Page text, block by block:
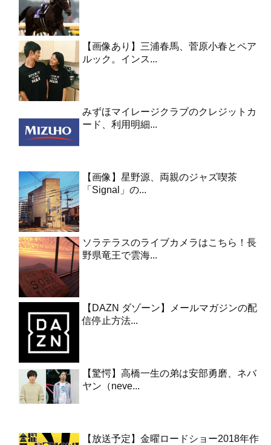
【画像あり】三浦春馬、菅原小春とペア
ルック。インス...
みずほマイレージクラブのクレジットカ
ード、利用明細...
【画像】星野源、両親のジャズ喫茶
「Signal」の...
ソラテラスのライブカメラはこちら！長
野県竜王で雲海...
【DAZN ダゾーン】メールマガジンの配
信停止方法...
【驚愕】高橋一生の弟は安部勇磨、ネバ
ヤン（neve...
【放送予定】金曜ロードショー2018年作